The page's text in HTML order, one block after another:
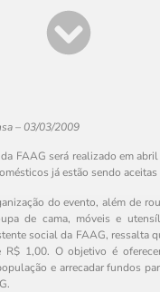
– 03/03/2009
FAAG será realizado em
já estão sendo
do evento, além de
de cama, móveis e
social da FAAG, ressalta
R$ 1,00. O objetivo é
e arrecadar fundos